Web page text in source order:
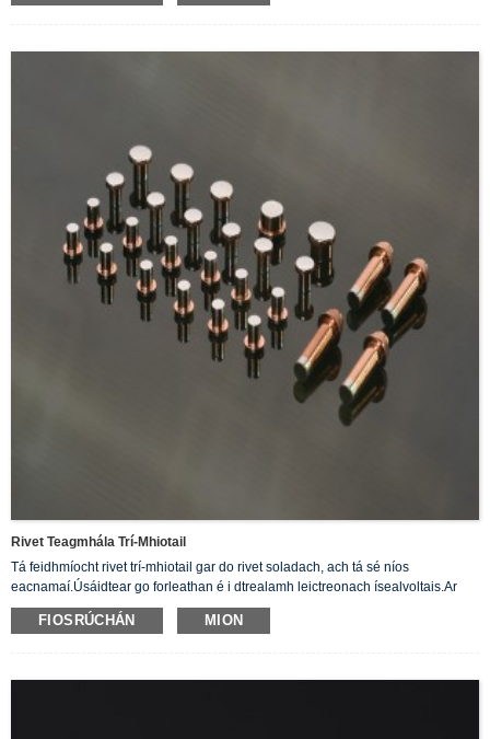
Rivet Teagmhála Trí-Mhiotail
Tá feidhmíocht rivet trí-mhiotail gar do rivet soladach, ach tá sé níos
eacnamaí.Úsáidtear go forleathan é i dtrealamh leictreonach ísealvoltais.Ar
nós lasca, athsheachadáin, teagmhálaithe, rialaitheoirí etc.
FIOSRÚCHÁN MION